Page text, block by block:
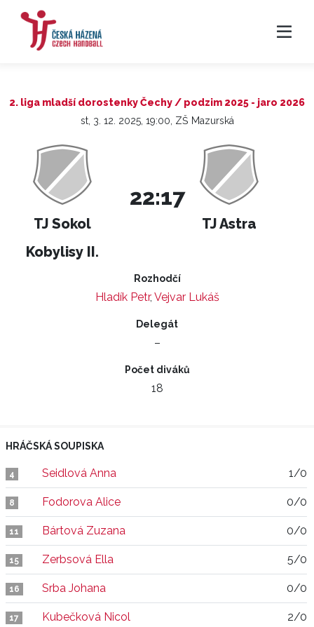
2. liga mladší dorostenky Čechy / podzim 2025 - jaro 2026
st, 3. 12. 2025, 19:00, ZŠ Mazurská
TJ Sokol
Kobylisy II.
22:17
TJ Astra
Rozhodčí
Hladík Petr, Vejvar Lukáš
Delegát
–
Počet diváků
18
HRÁČSKÁ SOUPISKA
4 Seidlová Anna 1/0
8 Fodorova Alice 0/0
11 Bártová Zuzana 0/0
15 Zerbsová Ella 5/0
16 Srba Johana 0/0
17 Kubečková Nicol 2/0